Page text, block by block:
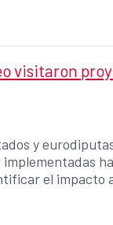
visitaron
y
el impacto